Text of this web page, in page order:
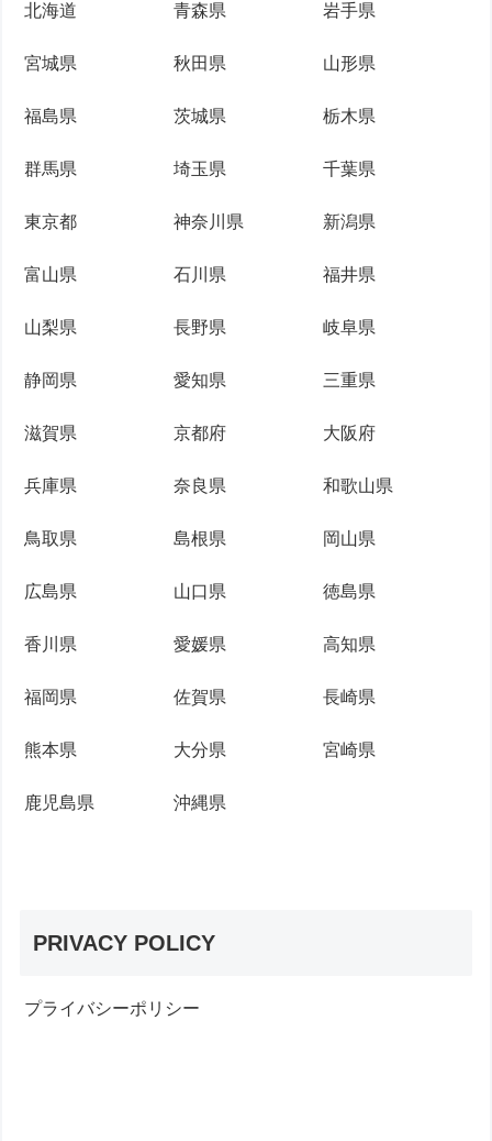
北海道 青森県 岩手県
宮城県 秋田県 山形県
福島県 茨城県 栃木県
群馬県 埼玉県 千葉県
東京都 神奈川県 新潟県
富山県 石川県 福井県
山梨県 長野県 岐阜県
静岡県 愛知県 三重県
滋賀県 京都府 大阪府
兵庫県 奈良県 和歌山県
鳥取県 島根県 岡山県
広島県 山口県 徳島県
香川県 愛媛県 高知県
福岡県 佐賀県 長崎県
熊本県 大分県 宮崎県
鹿児島県 沖縄県
PRIVACY POLICY
プライバシーポリシー